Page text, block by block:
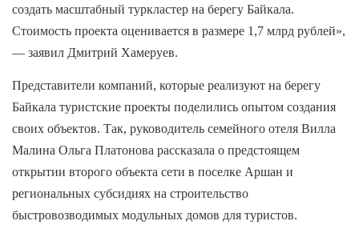
создать масштабный туркластер на берегу Байкала.
Стоимость проекта оценивается в размере 1,7 млрд рублей»,
— заявил Дмитрий Хамеруев.
Представители компаний, которые реализуют на берегу
Байкала туристские проекты поделились опытом создания
своих объектов. Так, руководитель семейного отеля Вилла
Малина Ольга Платонова рассказала о предстоящем
открытии второго объекта сети в поселке Аршан и
региональных субсидиях на строительство
быстровозводимых модульных домов для туристов.